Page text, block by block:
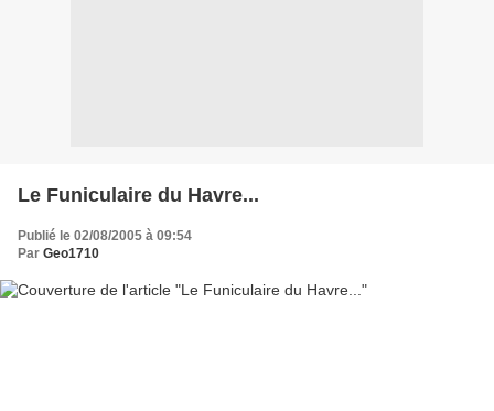
Le Funiculaire du Havre...
Publié le 02/08/2005 à 09:54
Par Geo1710